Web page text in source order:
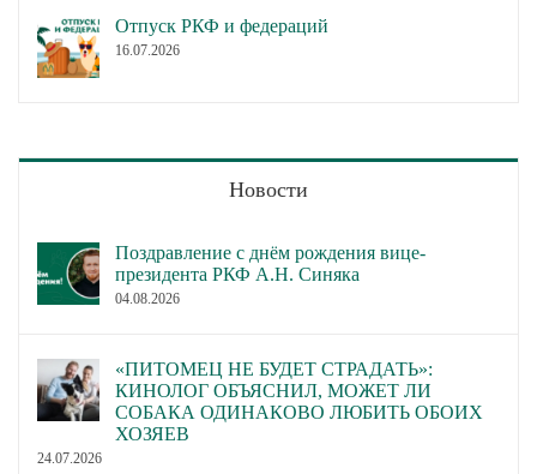
Отпуск РКФ и федераций
16.07.2026
Новости
Поздравление с днём рождения вице-
президента РКФ А.Н. Синяка
04.08.2026
«ПИТОМЕЦ НЕ БУДЕТ СТРАДАТЬ»:
КИНОЛОГ ОБЪЯСНИЛ, МОЖЕТ ЛИ
СОБАКА ОДИНАКОВО ЛЮБИТЬ ОБОИХ
ХОЗЯЕВ
24.07.2026